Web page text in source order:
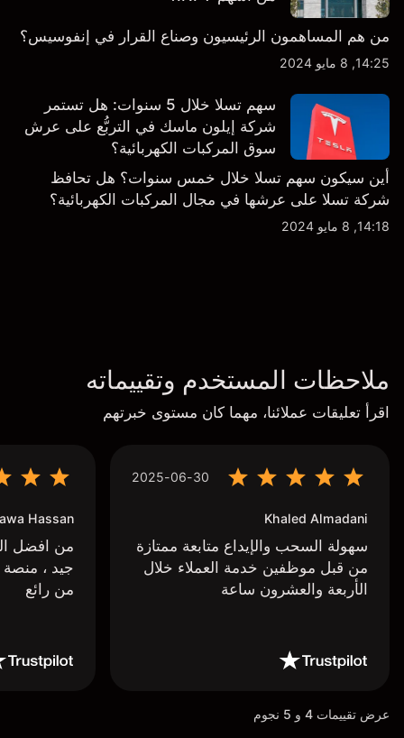
من هم المساهمون الرئيسيون وصناع القرار في إنفوسيس؟
14:25, 8 مايو 2024
سهم تسلا خلال 5 سنوات: هل تستمر
شركة إيلون ماسك في التربُّع على عرش
سوق المركبات الكهربائية؟
أين سيكون سهم تسلا خلال خمس سنوات؟ هل تحافظ
شركة تسلا على عرشها في مجال المركبات الكهربائية؟
14:18, 8 مايو 2024
ملاحظات المستخدم وتقييماته
اقرأ تعليقات عملائنا، مهما كان مستوى خبرتهم
2025-06-30
Khaled Almadani
سهولة السحب والإيداع متابعة ممتازة
من قبل موظفين خدمة العملاء خلال
الأربعة والعشرون ساعة
Hassan
من افضل
جيد ،
من رائع
عرض تقييمات 4 و 5 نجوم